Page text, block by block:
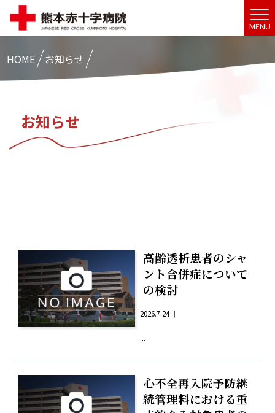
MENU
HOME お知らせ
お知らせ
高齢透析患者のシャ
ント合併症について
の検討
2026.7.24 ｜
...
心不全再入院予防継
続管理料における重